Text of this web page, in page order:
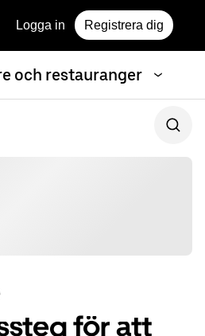
Logga in Registrera dig
och restauranger
för att